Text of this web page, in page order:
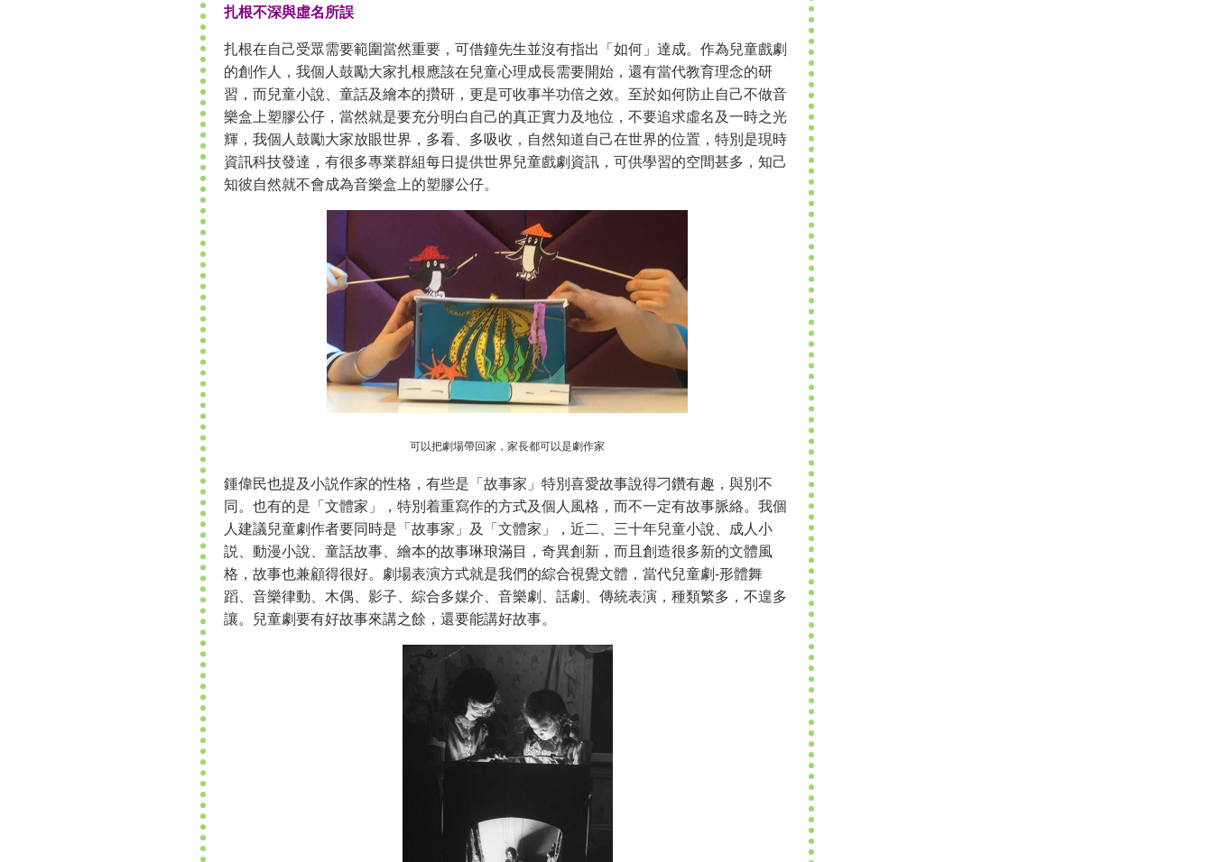
扎根不深與虛名所誤
扎根在自己受眾需要範圍當然重要，可借鐘先生並沒有指出「如何」達成。作為兒童戲劇
的創作人，我個人鼓勵大家扎根應該在兒童心理成長需要開始，還有當代教育理念的研
習，而兒童小說、童話及繪本的攢研，更是可收事半功倍之效。至於如何防止自己不做音
樂盒上塑膠公仔，當然就是要充分明白自己的真正實力及地位，不要追求虛名及一時之光
輝，我個人鼓勵大家放眼世界，多看、多吸收，自然知道自己在世界的位置，特別是現時
資訊科技發達，有很多專業群組每日提供世界兒童戲劇資訊，可供學習的空間甚多，知己
知彼自然就不會成為音樂盒上的塑膠公仔。
可以把劇場帶回家，家長都可以是劇作家
鍾偉民也提及小説作家的性格，有些是「故事家」特別喜愛故事說得刁鑽有趣，與別不
同。也有的是「文體家」，特別着重寫作的方式及個人風格，而不一定有故事脈絡。我個
人建議兒童劇作者要同時是「故事家」及「文體家」，近二、三十年兒童小說、成人小
説、動漫小說、童話故事、繪本的故事琳琅滿目，奇異創新，而且創造很多新的文體風
格，故事也兼顧得很好。劇場表演方式就是我們的綜合視覺文體，當代兒童劇-形體舞
蹈、音樂律動、木偶、影子、綜合多媒介、音樂劇、話劇、傳統表演，種類繁多，不遑多
讓。兒童劇要有好故事來講之餘，還要能講好故事。